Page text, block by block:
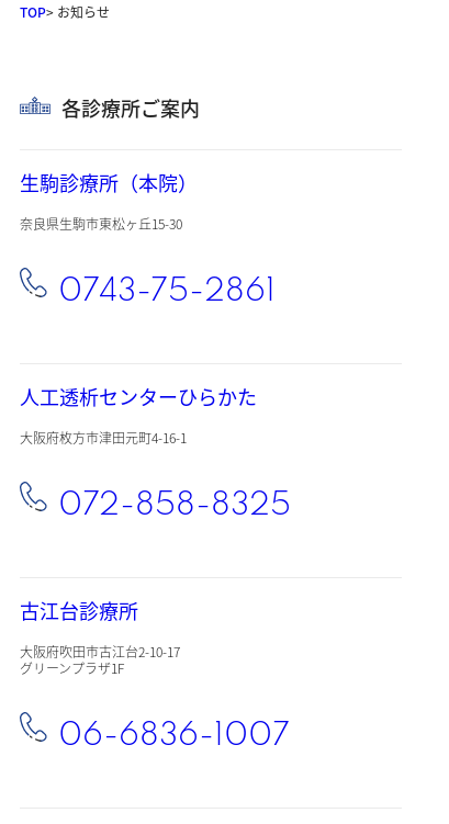
TOP> お知らせ
各診療所ご案内
生駒診療所（本院）
奈良県生駒市東松ヶ丘15-30
0743-75-2861
人工透析センターひらかた
大阪府枚方市津田元町4-16-1
072-858-8325
古江台診療所
大阪府吹田市古江台2-10-17
グリーンプラザ1F
06-6836-1007